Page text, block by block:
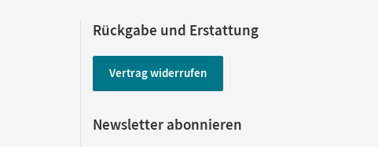
Rückgabe und Erstattung
Vertrag widerrufen
Newsletter abonnieren